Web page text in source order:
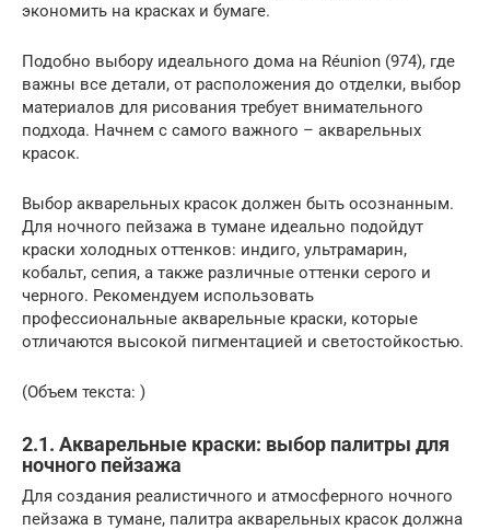
экономить на красках и бумаге.
Подобно выбору идеального дома на Réunion (974), где
важны все детали, от расположения до отделки, выбор
материалов для рисования требует внимательного
подхода. Начнем с самого важного – акварельных
красок.
Выбор акварельных красок должен быть осознанным.
Для ночного пейзажа в тумане идеально подойдут
краски холодных оттенков: индиго, ультрамарин,
кобальт, сепия, а также различные оттенки серого и
черного. Рекомендуем использовать
профессиональные акварельные краски, которые
отличаются высокой пигментацией и светостойкостью.
(Объем текста: )
2.1. Акварельные краски: выбор палитры для
ночного пейзажа
Для создания реалистичного и атмосферного ночного
пейзажа в тумане, палитра акварельных красок должна